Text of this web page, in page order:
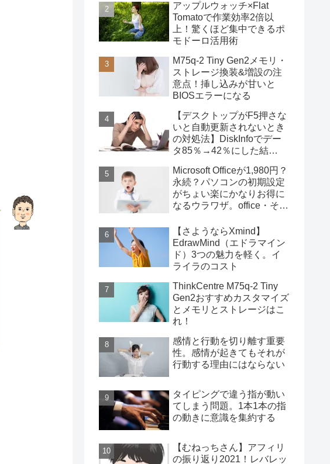
アップルウォッチ×Flat
Tomatoで作業効率2倍以
上！驚くほど集中できるポ
モドーロ活用術
M75q-2 Tiny Gen2メモリ・
ストレージ換装&増設の注
意点！挿し込みが甘いと
BIOSエラーになる
【デスクトップがF5押さな
いと自動更新されないとき
の対処法】DiskInfoでデー
タ85％→42％にした結
Microsoft Officeが1,980円？
永続？パソコンの初期設定
がちょい楽にかなりお得に
なるウラワザ。office・その
【さようならXmind】
EdrawMind（エドラマイン
ド）3つの魅力を軽く。イ
ライラのコスト
ThinkCentre M75q-2 Tiny
Gen2おすすめカスタマイズ
とメモリとストレージはこ
れ！
感情と行動を切り離す重要
性。感情が起きてもそれが
行動する理由にはならない
タイピングで違う指が動い
てしまう問題。1本1本の指
の動きに意識を集約する
【むねっちさん】アフィリ
の振り返り2021！レバレッ